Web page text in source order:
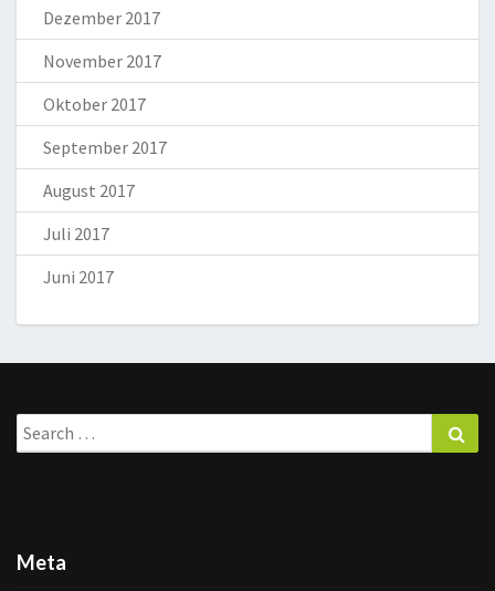
Dezember 2017
November 2017
Oktober 2017
September 2017
August 2017
Juli 2017
Juni 2017
Search
for:
Meta